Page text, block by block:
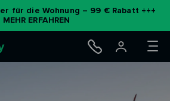
für die Wohnung – 99 € Rabatt +++
MEHR ERFAHREN